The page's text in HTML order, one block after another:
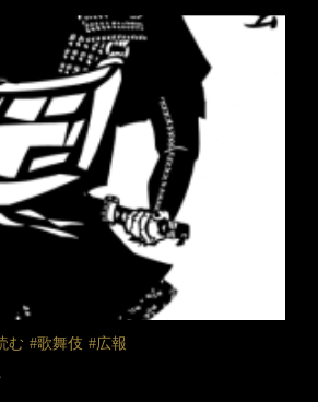
む 歌舞伎 広報